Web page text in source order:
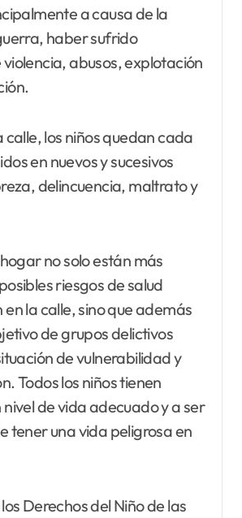
a causa de la
haber sufrido
abusos, explotación
calle, los niños quedan cada
en nuevos y sucesivos
delincuencia, maltrato y
no solo están más
riesgos de salud
la calle, sino que además
de grupos delictivos
de vulnerabilidad y
Todos los niños tienen
de vida adecuado y a ser
tener una vida peligrosa en
Derechos del Niño de las